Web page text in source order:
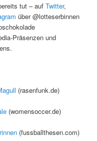
tut – aufTwitter,
über @lotteserbinnen
Präsenzen und
(rasenfunk.de)
(womensoccer.de)
(fussballthesen.com)